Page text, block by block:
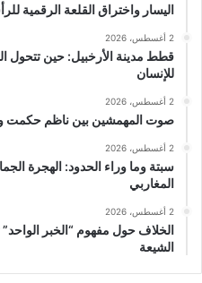
اليسار واختراق القلعة الرقمية
2 أغسطس، 2026
قطط مدينة الأرخبيل: حين تتحول
للإنسان
2 أغسطس، 2026
صوت المهمشين بين ناظم حكمت
2 أغسطس، 2026
سبتة وما وراء الحدود: الهجرة
المغاربي
2 أغسطس، 2026
الخلاف حول مفهوم “الخبر
الشيعة